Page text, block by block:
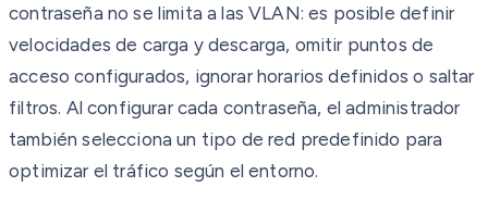
contraseña no se limita a las VLAN: es posible definir
velocidades de carga y descarga, omitir puntos de
acceso configurados, ignorar horarios definidos o saltar
filtros. Al configurar cada contraseña, el administrador
también selecciona un tipo de red predefinido para
optimizar el tráfico según el entorno.